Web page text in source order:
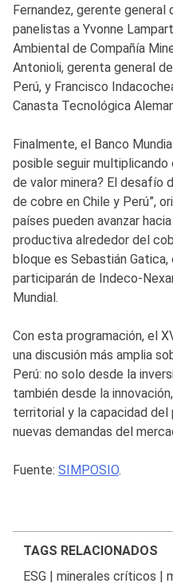
Fernandez, gerente general
panelistas a Yvonne
Ambiental de Compañía
Antonioli, gerenta general
Perú, y Francisco
Canasta Tecnológica
Finalmente, el Banco
posible seguir multiplicando
de valor minera? El desafío
de cobre en Chile y Perú”,
países pueden avanzar
productiva alrededor del
bloque es Sebastián
participarán de Indeco-
Mundial.
Con esta programación, el
una discusión más amplia
Perú: no solo desde la
también desde la
territorial y la capacidad del
nuevas demandas del
Fuente: SIMPOSIO.
TAGS RELACIONADOS
ESG| minerales críticos